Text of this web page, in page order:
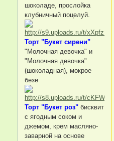
шоколаде, прослойка
клубничный поцелуй.
Торт "Букет сирени"
"Молочная девочка" и
"Молочная девочка"
(шоколадная), мокрое
безе
Торт "Букет роз" бисквит
с ягодным соком и
джемом, крем масляно-
заварной на основе